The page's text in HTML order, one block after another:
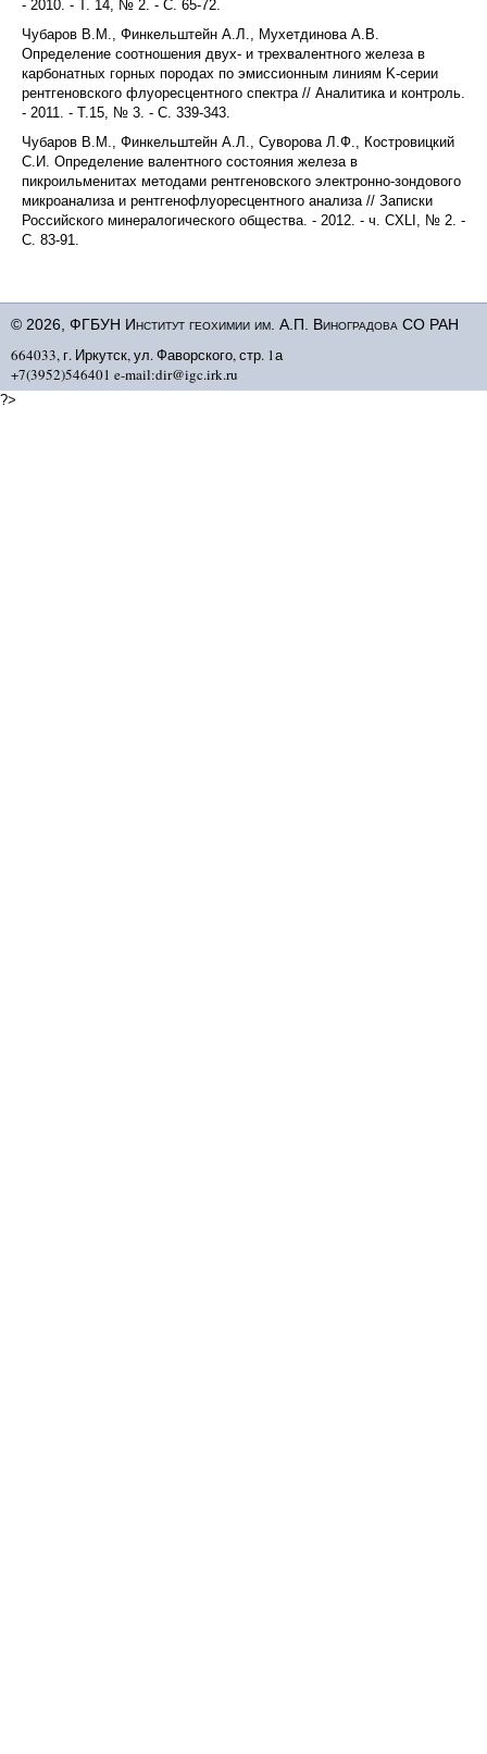
- 2010. - Т. 14, № 2. - С. 65-72.
Чубаров В.М., Финкельштейн А.Л., Мухетдинова А.В.
Определение соотношения двух- и трехвалентного железа в
карбонатных горных породах по эмиссионным линиям K-серии
рентгеновского флуоресцентного спектра // Аналитика и контроль.
- 2011. - Т.15, № 3. - C. 339-343.
Чубаров В.М., Финкельштейн А.Л., Суворова Л.Ф., Костровицкий
С.И. Определение валентного состояния железа в
пикроильменитах методами рентгеновского электронно-зондового
микроанализа и рентгенофлуоресцентного анализа // Записки
Российского минералогического общества. - 2012. - ч. CXLI, № 2. -
С. 83-91.
© 2026, ФГБУН Институт геохимии им. А.П. Виноградова СО РАН
664033, г. Иркутск, ул. Фаворского, стр. 1а
+7(3952)546401 e-mail:dir@igc.irk.ru
?>